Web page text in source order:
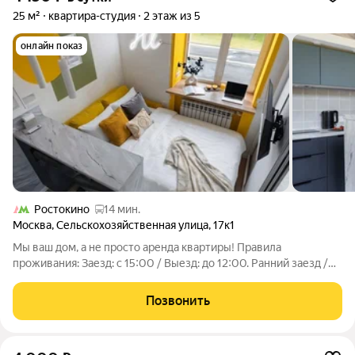
25 м² квартира-студия 2 этаж из 5
онлайн показ
Ростокино
14 мин.
Москва,Сельскохозяйственная улица,17к1
Мы ваш дом, а не просто аренда квартиры! Правила
проживания: Заезд: с 15:00 / Выезд: до 12:00. Ранний заезд /
обязательно
Позвонить